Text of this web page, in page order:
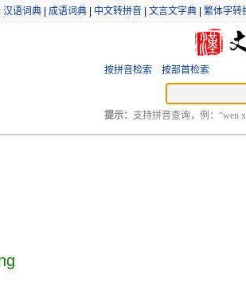
汉语词典 成语词典 中文转拼音 文言文字典 繁体字转
按拼音检索 按部首检索
提示： 支持拼音查询，例：“wen